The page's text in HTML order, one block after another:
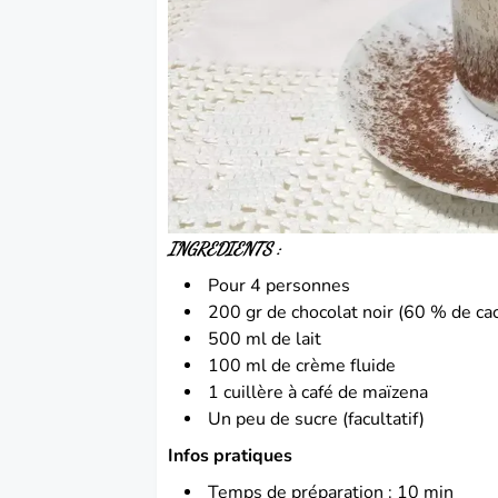
INGREDIENTS :
Pour 4 personnes
200 gr de chocolat noir (60 % de
500 ml de lait
100 ml de crème fluide
1 cuillère à café de maïzena
Un peu de sucre (facultatif)
Infos pratiques
Temps de préparation : 10 min